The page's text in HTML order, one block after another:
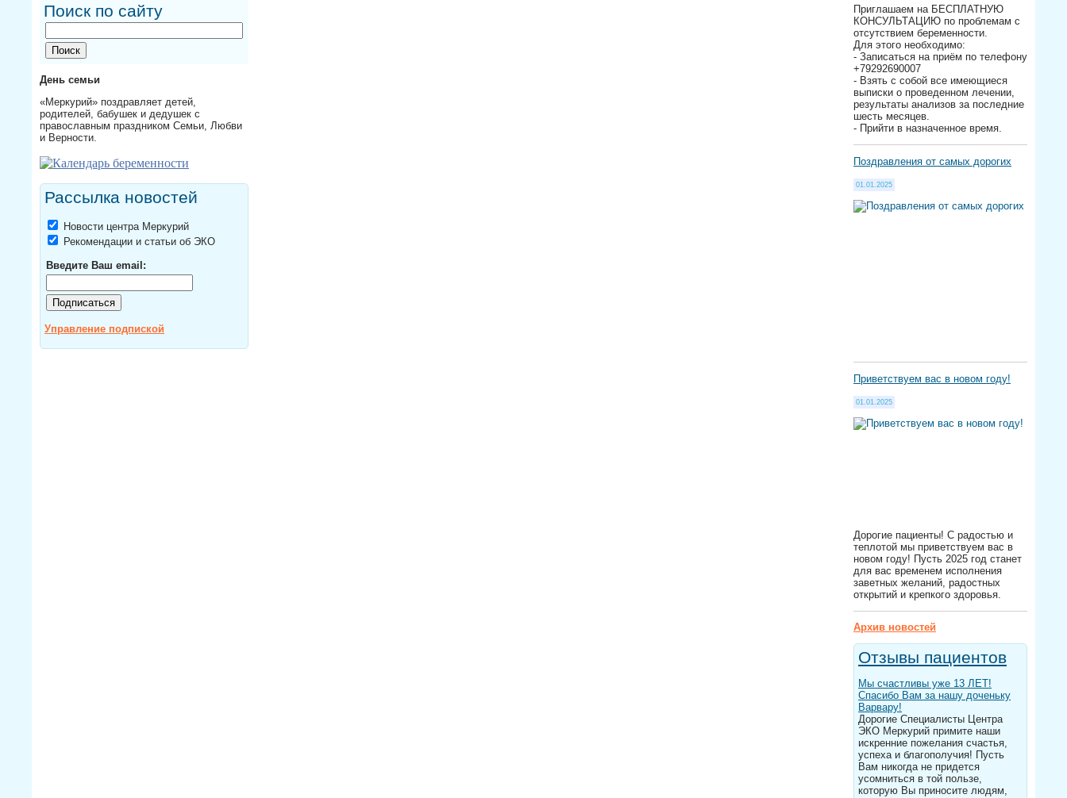
Поиск по сайту
День семьи
«Меркурий» поздравляет детей,
родителей, бабушек и дедушек с
православным праздником Семьи, Любви
и Верности.
Рассылка новостей
Новости центра Меркурий
Рекомендации и статьи об ЭКО
Введите Ваш email:
Управление подпиской
Приглашаем на БЕСПЛАТНУЮ
КОНСУЛЬТАЦИЮ по проблемам с
отсутствием беременности.
Для этого необходимо:
- Записаться на приём по телефону
+79292690007
- Взять с собой все имеющиеся
выписки о проведенном лечении,
результаты анализов за последние
шесть месяцев.
- Прийти в назначенное время.
Поздравления от самых дорогих
01.01.2025
Приветствуем вас в новом году!
01.01.2025
Дорогие пациенты! С радостью и
теплотой мы приветствуем вас в
новом году! Пусть 2025 год станет
для вас временем исполнения
заветных желаний, радостных
открытий и крепкого здоровья.
Архив новостей
Отзывы пациентов
Мы счастливы уже 13 ЛЕТ!
Спасибо Вам за нашу доченьку
Варвару!
Дорогие Специалисты Центра
ЭКО Меркурий примите наши
искренние пожелания счастья,
успеха и благополучия! Пусть
Вам никогда не придется
усомниться в той пользе,
которую Вы приносите людям,